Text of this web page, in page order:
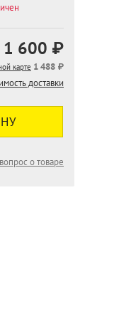
1 600 ₽
карте 1 488 ₽
доставки
о товаре